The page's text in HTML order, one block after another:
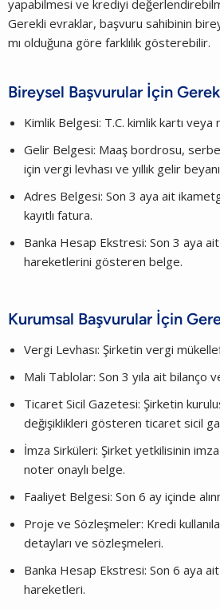
yapabilmesi ve krediyi
Gerekli evraklar, başvuru sahibinin
mı olduğuna göre farklılık gösterebilir.
Bireysel Başvurular İçin
Kimlik Belgesi: T.C. kimlik kartı veya
Gelir Belgesi: Maaş bordrosu,
için vergi levhası ve yıllık gelir
Adres Belgesi: Son 3 aya ait
kayıtlı fatura.
Banka Hesap Ekstresi: Son 3 aya
hareketlerini gösteren belge.
Kurumsal Başvurular İçin
Vergi Levhası: Şirketin vergi
Mali Tablolar: Son 3 yıla ait bilanço
Ticaret Sicil Gazetesi: Şirketin
değişiklikleri gösteren ticaret sicil
İmza Sirküleri: Şirket yetkilisinin
noter onaylı belge.
Faaliyet Belgesi: Son 6 ay içinde
Proje ve Sözleşmeler: Kredi
detayları ve sözleşmeleri.
Banka Hesap Ekstresi: Son 6 aya
hareketleri.